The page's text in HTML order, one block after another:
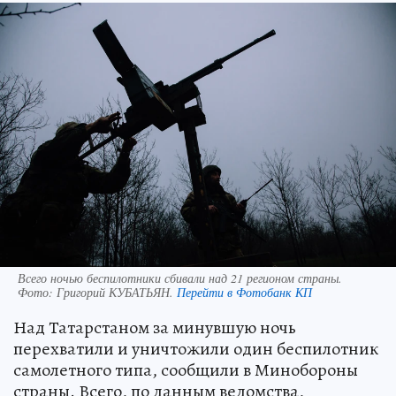
Всего ночью беспилотники сбивали над 21 регионом страны.
Фото: Григорий КУБАТЬЯН. Перейти в Фотобанк КП
Над Татарстаном за минувшую ночь
перехватили и уничтожили один беспилотник
самолетного типа, сообщили в Минобороны
страны. Всего, по данным ведомства,